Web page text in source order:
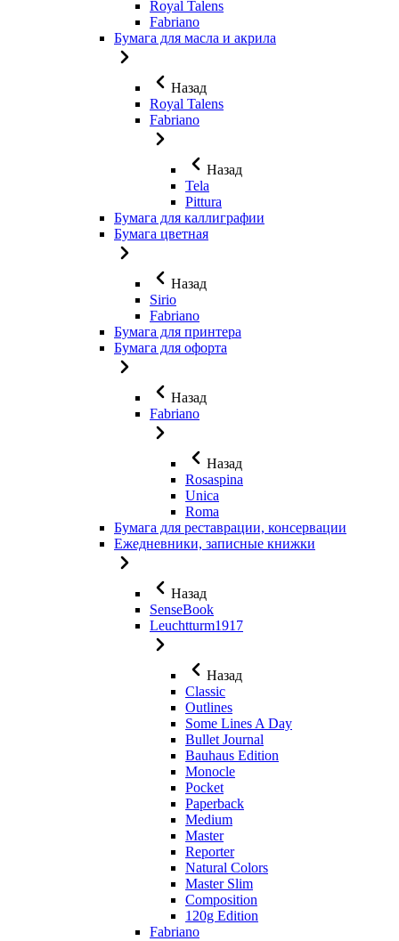
Royal Talens
Fabriano
Бумага для масла и акрила
Назад
Royal Talens
Fabriano
Назад
Tela
Pittura
Бумага для каллиграфии
Бумага цветная
Назад
Sirio
Fabriano
Бумага для принтера
Бумага для офорта
Назад
Fabriano
Назад
Rosaspina
Unica
Roma
Бумага для реставрации, консервации
Ежедневники, записные книжки
Назад
SenseBook
Leuchtturm1917
Назад
Classic
Outlines
Some Lines A Day
Bullet Journal
Bauhaus Edition
Monocle
Pocket
Paperback
Medium
Master
Reporter
Natural Colors
Master Slim
Composition
120g Edition
Fabriano